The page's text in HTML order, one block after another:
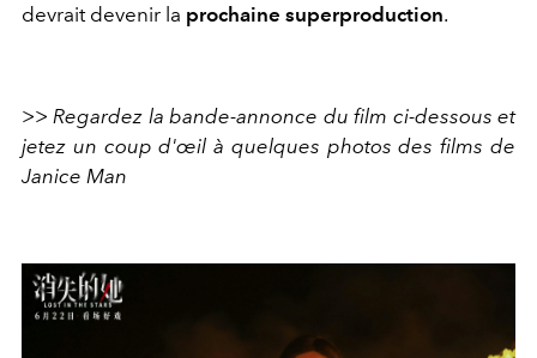
devrait devenir la prochaine superproduction.
>> Regardez la bande-annonce du film ci-dessous et
jetez un coup d'œil à quelques photos des films de
Janice Man